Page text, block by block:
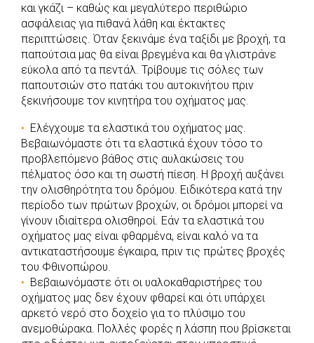
και γκάζι – καθώς και μεγαλύτερο περιθώριο
ασφάλειας για πιθανά λάθη και έκτακτες
περιπτώσεις. Όταν ξεκινάμε ένα ταξίδι με βροχή, τα
παπούτσια μας θα είναι βρεγμένα και θα γλιστράνε
εύκολα από τα πεντάλ. Τρίβουμε τις σόλες των
παπουτσιών στο πατάκι του αυτοκινήτου πριν
ξεκινήσουμε τον κινητήρα του οχήματος μας.
Ελέγχουμε τα ελαστικά του οχήματος μας.
Βεβαιωνόμαστε ότι τα ελαστικά έχουν τόσο το
προβλεπόμενο βάθος στις αυλακώσεις του
πέλματος όσο και τη σωστή πίεση. Η βροχή αυξάνει
την ολισθηρότητα του δρόμου. Ειδικότερα κατά την
περίοδο των πρώτων βροχών, οι δρόμοι μπορεί να
γίνουν ιδιαίτερα ολισθηροί. Εάν τα ελαστικά του
οχήματος μας είναι φθαρμένα, είναι καλό να τα
αντικαταστήσουμε έγκαιρα, πριν τις πρώτες βροχές
του Φθινοπώρου.
Βεβαιωνόμαστε ότι οι υαλοκαθαριστήρες του
οχήματος μας δεν έχουν φθαρεί και ότι υπάρχει
αρκετό νερό στο δοχείο για το πλύσιμο του
ανεμοθώρακα. Πολλές φορές η λάσπη που βρίσκεται